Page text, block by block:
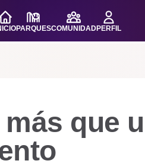
PARQUESCOMUNIDADPERFIL
que